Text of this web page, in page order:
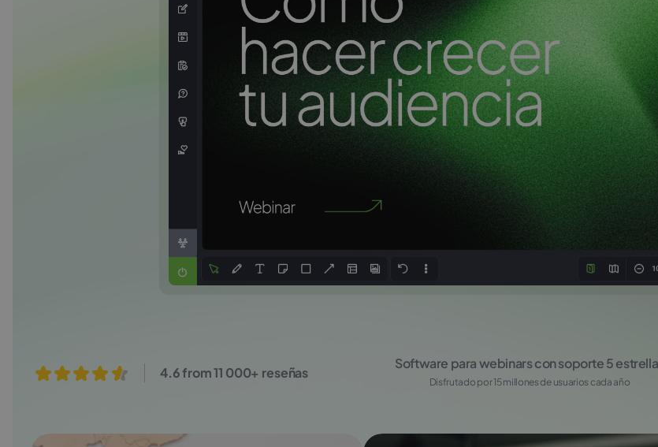
4.6 from 11 000+ reseñas
Software para webinars con soporte 5
Disfrutado por 15 millones de usuarios cada año